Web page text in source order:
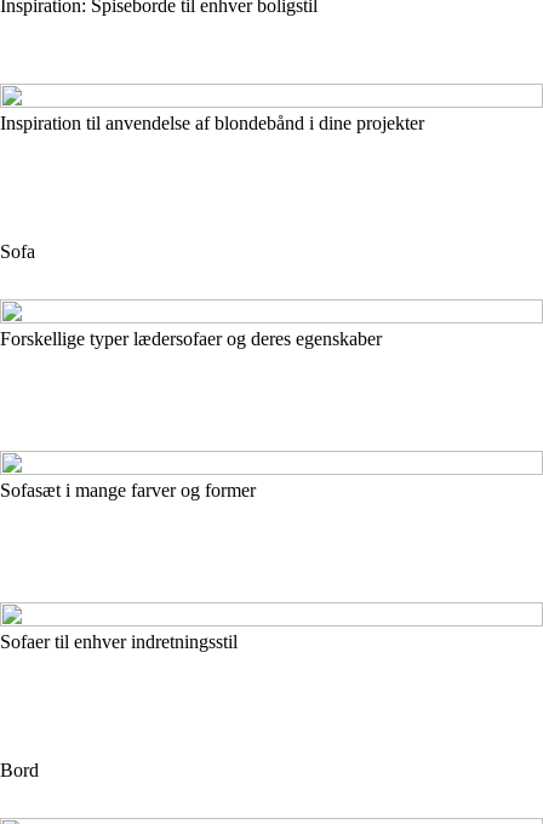
Inspiration: Spiseborde til enhver boligstil
Inspiration til anvendelse af blondebånd i dine projekter
Sofa
Forskellige typer lædersofaer og deres egenskaber
Sofasæt i mange farver og former
Sofaer til enhver indretningsstil
Bord